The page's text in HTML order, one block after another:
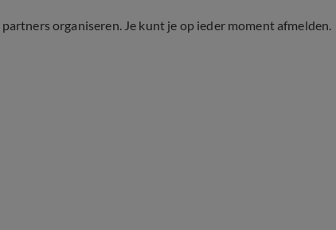
organiseren. Je kunt je op ieder moment afmelden.